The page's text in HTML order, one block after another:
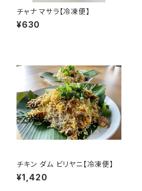
チャナ マサラ【冷凍便】
¥630
チキン ダム ビリヤニ【冷凍便】
¥1,420